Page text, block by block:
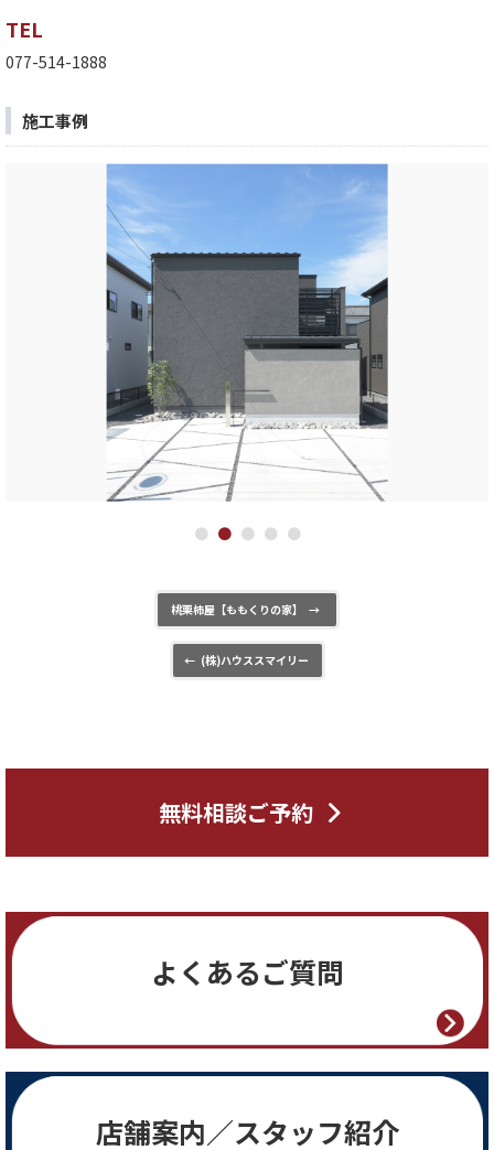
TEL
077-514-1888
施工事例
● ● ● ● ●
桃栗柿屋【ももくりの家】 →
← (株)ハウススマイリー
無料相談ご予約
よくあるご質問
店舗案内／スタッフ紹介